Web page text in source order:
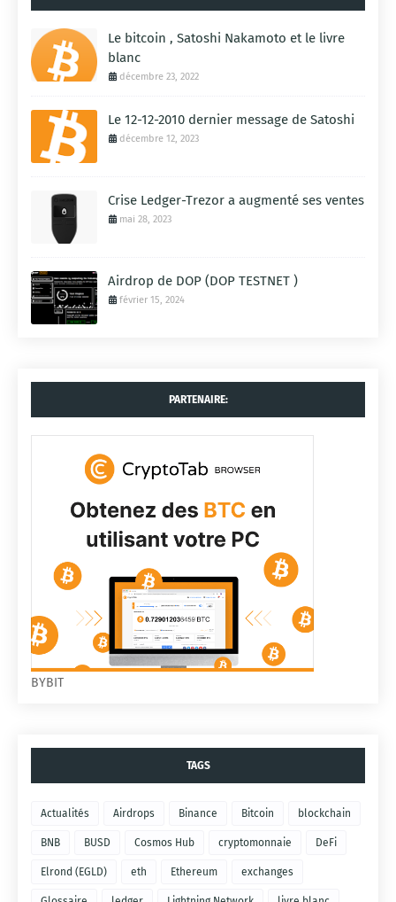
Le bitcoin , Satoshi Nakamoto et le livre
blanc
décembre 23, 2022
Le 12-12-2010 dernier message de Satoshi
décembre 12, 2023
Crise Ledger-Trezor a augmenté ses ventes
mai 28, 2023
Airdrop de DOP (DOP TESTNET )
février 15, 2024
PARTENAIRE:
BYBIT
TAGS
Actualités Airdrops Binance Bitcoin blockchain
BNB BUSD Cosmos Hub cryptomonnaie DeFi
Elrond (EGLD) eth Ethereum exchanges